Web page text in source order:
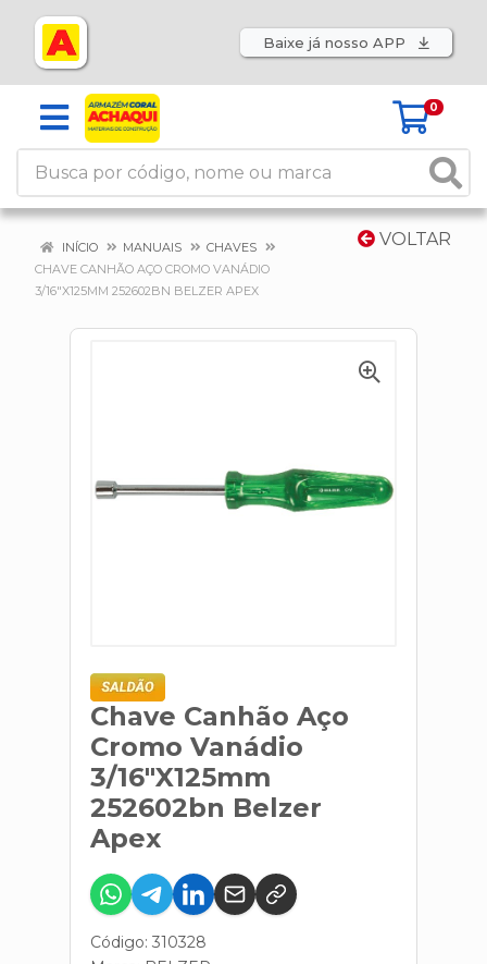
Baixe já nosso APP
0
VOLTAR
INÍCIO MANUAIS
CHAVES
CHAVE CANHÃO AÇO CROMO VANÁDIO
3/16"X125MM 252602BN BELZER APEX
Chave Canhão Aço
Cromo Vanádio
3/16"X125mm
252602bn Belzer
Apex
Código: 310328